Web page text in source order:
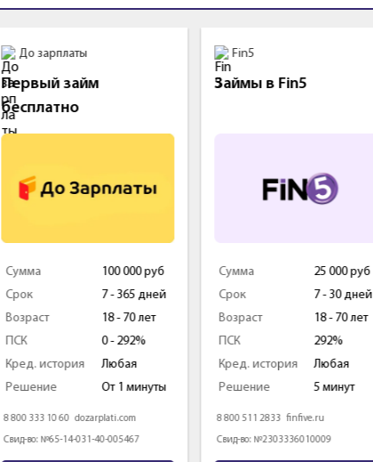
До зарплаты
Первый займ
бесплатно
Сумма
100 000 руб
Срок
7 - 365 дней
Возраст
18 - 70 лет
ПСК
0 - 292%
Кред. история
Любая
Решение
От 1 минуты
8 800 333 10 60 dozarplati.com
Свид-во: №65-14-031-40-005467
Fin5
Займы в Fin5
Сумма
25 000 руб
Срок
7 - 30 дней
Возраст
18 - 70 лет
ПСК
292%
Кред. история
Любая
Решение
5 минут
8 800 511 2833 finfive.ru
Свид-во: №2303336010009